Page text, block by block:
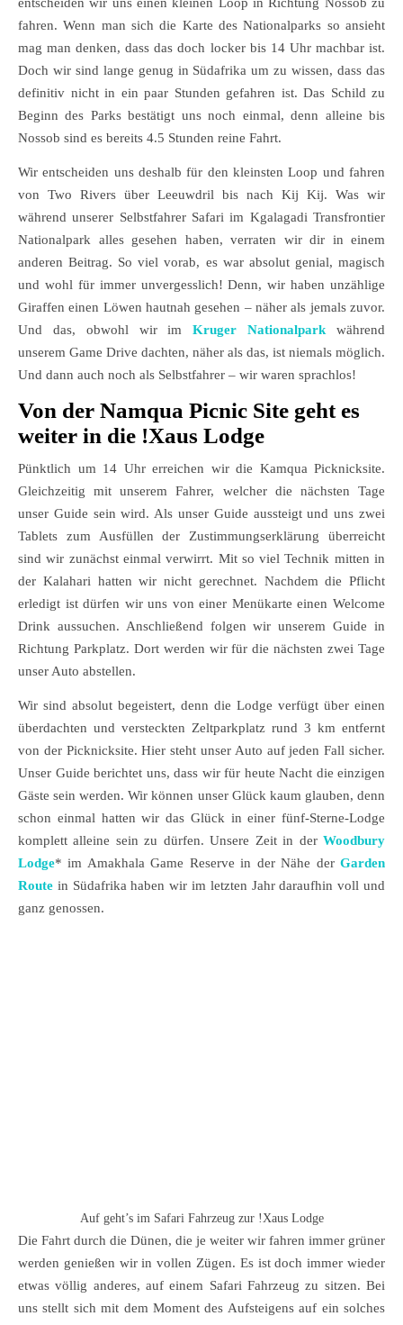
fahren. Wenn man sich die Karte des Nationalparks so ansieht
mag man denken, dass das doch locker bis 14 Uhr machbar ist.
Doch wir sind lange genug in Südafrika um zu wissen, dass das
definitiv nicht in ein paar Stunden gefahren ist. Das Schild zu
Beginn des Parks bestätigt uns noch einmal, denn alleine bis
Nossob sind es bereits 4.5 Stunden reine Fahrt.
Wir entscheiden uns deshalb für den kleinsten Loop und fahren
von Two Rivers über Leeuwdril bis nach Kij Kij. Was wir
während unserer Selbstfahrer Safari im Kgalagadi Transfrontier
Nationalpark alles gesehen haben, verraten wir dir in einem
anderen Beitrag. So viel vorab, es war absolut genial, magisch
und wohl für immer unvergesslich! Denn, wir haben unzählige
Giraffen einen Löwen hautnah gesehen – näher als jemals zuvor.
Und das, obwohl wir imKruger Nationalpark während
unserem Game Drive dachten, näher als das, ist niemals möglich.
Und dann auch noch als Selbstfahrer – wir waren sprachlos!
Von der Namqua Picnic Site geht es
weiter in die !Xaus Lodge
Pünktlich um 14 Uhr erreichen wir die Kamqua Picknicksite.
Gleichzeitig mit unserem Fahrer, welcher die nächsten Tage
unser Guide sein wird. Als unser Guide aussteigt und uns zwei
Tablets zum Ausfüllen der Zustimmungserklärung überreicht
sind wir zunächst einmal verwirrt. Mit so viel Technik mitten in
der Kalahari hatten wir nicht gerechnet. Nachdem die Pflicht
erledigt ist dürfen wir uns von einer Menükarte einen Welcome
Drink aussuchen. Anschließend folgen wir unserem Guide in
Richtung Parkplatz. Dort werden wir für die nächsten zwei Tage
unser Auto abstellen.
Wir sind absolut begeistert, denn die Lodge verfügt über einen
überdachten und versteckten Zeltparkplatz rund 3 km entfernt
von der Picknicksite. Hier steht unser Auto auf jeden Fall sicher.
Unser Guide berichtet uns, dass wir für heute Nacht die einzigen
Gäste sein werden. Wir können unser Glück kaum glauben, denn
schon einmal hatten wir das Glück in einer fünf-Sterne-Lodge
komplett alleine sein zu dürfen. Unsere Zeit in der Woodbury
Lodge* im Amakhala Game Reserve in der Nähe der Garden
Route in Südafrika haben wir im letzten Jahr daraufhin voll und
ganz genossen.
Auf geht’s im Safari Fahrzeug zur !Xaus Lodge
Die Fahrt durch die Dünen, die je weiter wir fahren immer grüner
werden genießen wir in vollen Zügen. Es ist doch immer wieder
etwas völlig anderes, auf einem Safari Fahrzeug zu sitzen. Bei
uns stellt sich mit dem Moment des Aufsteigens auf ein solches